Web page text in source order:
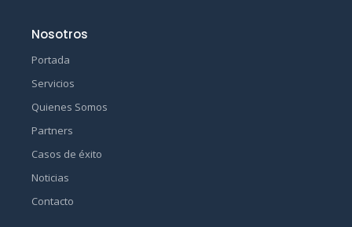
Nosotros
Portada
Servicios
Quienes Somos
Partners
Casos de éxito
Noticias
Contacto